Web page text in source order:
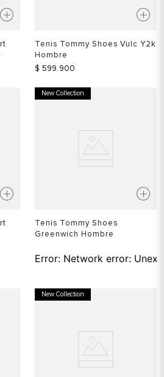
Tenis Tommy Shoes Vulc Y2k
Hombre
$ 599.900
New Collection
Tenis Tommy Shoes
Greenwich Hombre
Error: Network error:
New Collection